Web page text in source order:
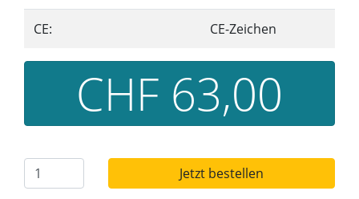
CE: CE-Zeichen
CHF 63,00
Jetzt bestellen